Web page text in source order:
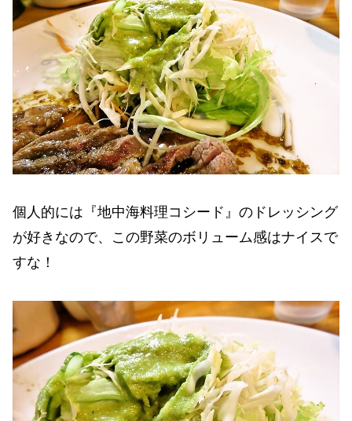
個人的には『地中海料理コシード』のドレッシング
が好きなので、この野菜のボリューム感はナイスで
すな！